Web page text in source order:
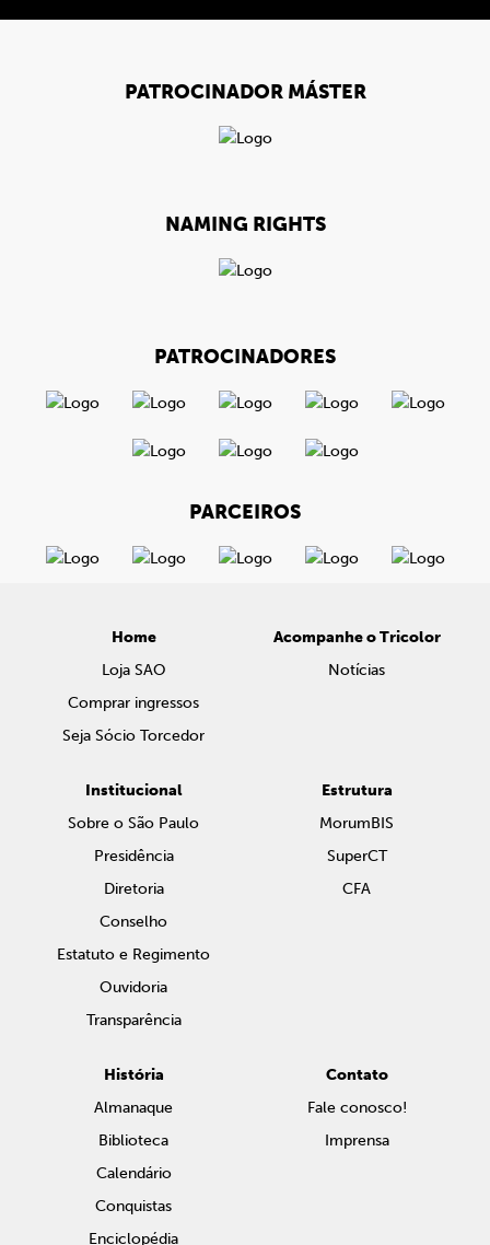
PATROCINADOR MÁSTER
NAMING RIGHTS
PATROCINADORES
PARCEIROS
Home
Loja SAO
Comprar ingressos
Seja Sócio Torcedor
Acompanhe o Tricolor
Notícias
Institucional
Sobre o São Paulo
Presidência
Diretoria
Conselho
Estatuto e Regimento
Ouvidoria
Transparência
Estrutura
MorumBIS
SuperCT
CFA
História
Almanaque
Biblioteca
Calendário
Conquistas
Enciclopédia
Contato
Fale conosco!
Imprensa